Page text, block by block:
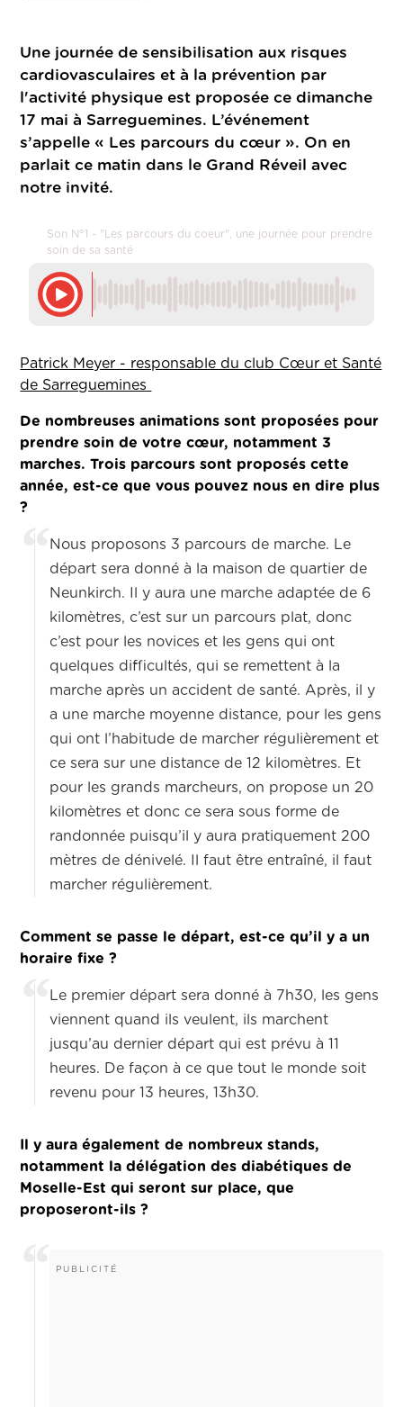
Une journée de sensibilisation aux risques
cardiovasculaires et à la prévention par
l'activité physique est proposée ce dimanche
17 mai à Sarreguemines. L’événement
s’appelle « Les parcours du cœur ». On en
parlait ce matin dans le Grand Réveil avec
notre invité.
Son N°1 - "Les parcours du coeur", une journée pour prendre
soin de sa santé
Patrick Meyer - responsable du club Cœur et Santé
de Sarreguemines
De nombreuses animations sont proposées pour
prendre soin de votre cœur, notamment 3
marches. Trois parcours sont proposés cette
année, est-ce que vous pouvez nous en dire plus
?
Nous proposons 3 parcours de marche. Le
départ sera donné à la maison de quartier de
Neunkirch. Il y aura une marche adaptée de 6
kilomètres, c’est sur un parcours plat, donc
c’est pour les novices et les gens qui ont
quelques difficultés, qui se remettent à la
marche après un accident de santé. Après, il y
a une marche moyenne distance, pour les gens
qui ont l’habitude de marcher régulièrement et
ce sera sur une distance de 12 kilomètres. Et
pour les grands marcheurs, on propose un 20
kilomètres et donc ce sera sous forme de
randonnée puisqu’il y aura pratiquement 200
mètres de dénivelé. Il faut être entraîné, il faut
marcher régulièrement.
Comment se passe le départ, est-ce qu’il y a un
horaire fixe ?
Le premier départ sera donné à 7h30, les gens
viennent quand ils veulent, ils marchent
jusqu’au dernier départ qui est prévu à 11
heures. De façon à ce que tout le monde soit
revenu pour 13 heures, 13h30.
Il y aura également de nombreux stands,
notamment la délégation des diabétiques de
Moselle-Est qui seront sur place, que
proposeront-ils ?